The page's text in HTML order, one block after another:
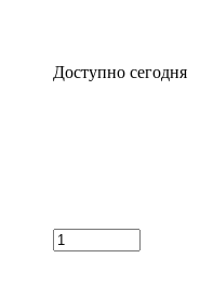
Доступно сегодня